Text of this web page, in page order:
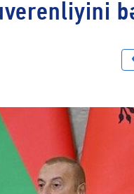
görünən "Xoş